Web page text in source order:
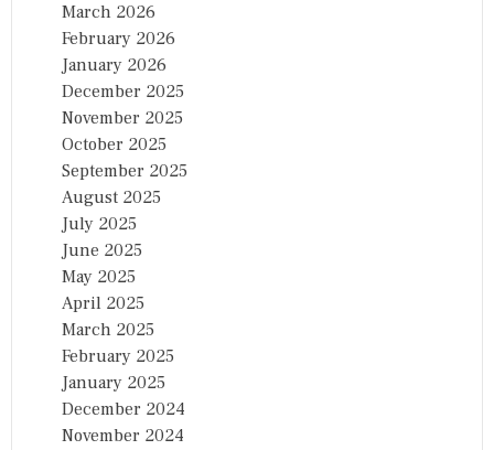
March 2026
February 2026
January 2026
December 2025
November 2025
October 2025
September 2025
August 2025
July 2025
June 2025
May 2025
April 2025
March 2025
February 2025
January 2025
December 2024
November 2024